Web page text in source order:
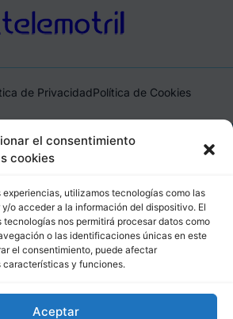
el consentimiento
cookies
experiencias, utilizamos tecnologías como las
o acceder a la información del dispositivo. El
nos permitirá procesar datos como
o las identificaciones únicas en este
el consentimiento, puede afectar
y funciones.
Aceptar
de PrivacidadPolítica de Cookies
Plaza de España, 1, 18600, Motril,
P1814200J, DIR3: L01181400